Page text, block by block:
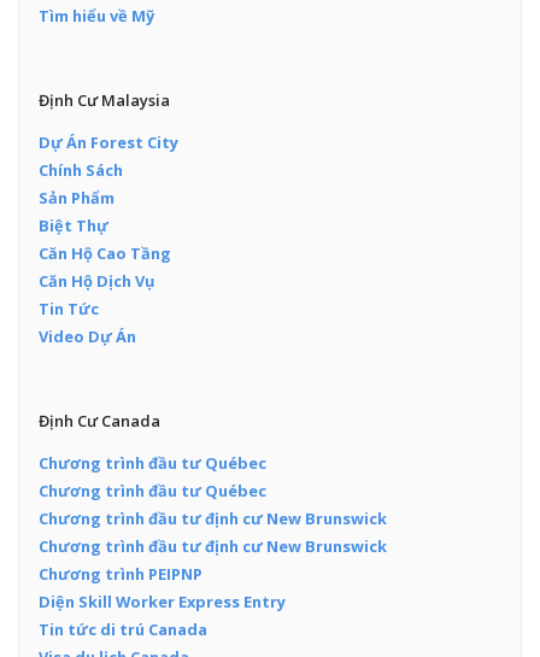
Tìm hiểu về Mỹ
Định Cư Malaysia
Dự Án Forest City
Chính Sách
Sản Phẩm
Biệt Thự
Căn Hộ Cao Tầng
Căn Hộ Dịch Vụ
Tin Tức
Video Dự Án
Định Cư Canada
Chương trình đầu tư Québec
Chương trình đầu tư Québec
Chương trình đầu tư định cư New Brunswick
Chương trình đầu tư định cư New Brunswick
Chương trình PEIPNP
Diện Skill Worker Express Entry
Tin tức di trú Canada